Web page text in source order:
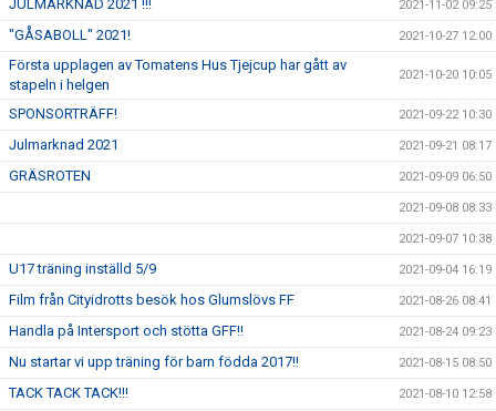
JULMARKNAD 2021 !!! 2021-11-02 09:25
"GÅSABOLL" 2021! 2021-10-27 12:00
Första upplagen av Tomatens Hus Tjejcup har gått av
stapeln i helgen
2021-10-20 10:05
SPONSORTRÄFF! 2021-09-22 10:30
Julmarknad 2021 2021-09-21 08:17
GRÄSROTEN 2021-09-09 06:50
2021-09-08 08:33
2021-09-07 10:38
U17 träning inställd 5/9 2021-09-04 16:19
Film från Cityidrotts besök hos Glumslövs FF 2021-08-26 08:41
Handla på Intersport och stötta GFF!! 2021-08-24 09:23
Nu startar vi upp träning för barn födda 2017!! 2021-08-15 08:50
TACK TACK TACK!!! 2021-08-10 12:58